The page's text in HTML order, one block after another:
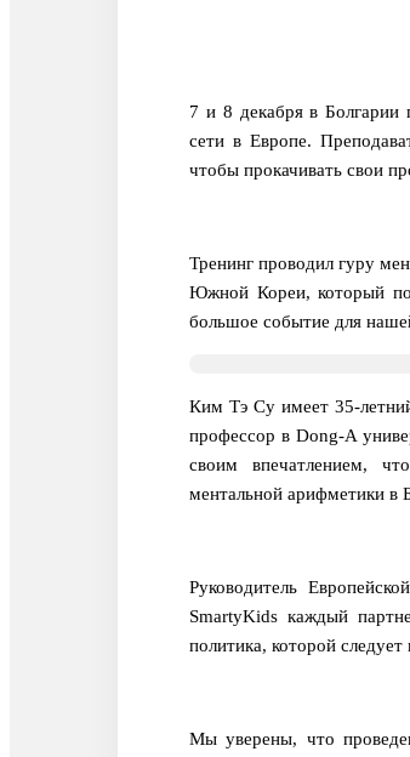
7 и 8 декабря в Болгарии
сети в Европе.
чтобы прокачивать свои
Тренинг проводил гуру
Южной Кореи, который
большое событие для
Ким Тэ Су имеет 35-
профессор в Dong-A
своим впечатлением,
ментальной арифметики в
Руководитель
SmartyKids каждый
политика, которой
Мы уверены, что